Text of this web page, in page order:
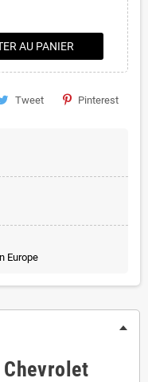
AU PANIER
Tweet Pinterest
Europe